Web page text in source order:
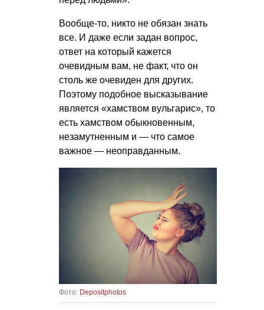
Вообще-то, никто не обязан знать
все. И даже если задан вопрос,
ответ на который кажется
очевидным вам, не факт, что он
столь же очевиден для других.
Поэтому подобное высказывание
является «хамством вульгарис», то
есть хамством обыкновенным,
незамутненным и — что самое
важное — неоправданным.
Фото: Depositphotos